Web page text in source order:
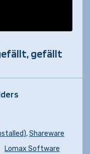
gefällt
,Shareware
Lomax Software